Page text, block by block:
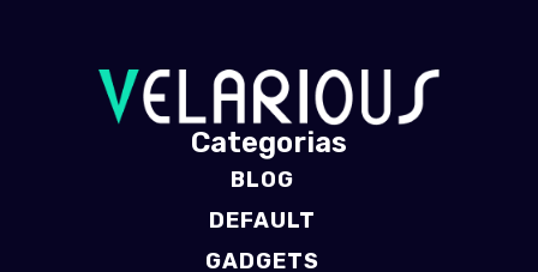
Categorias
BLOG
DEFAULT
GADGETS